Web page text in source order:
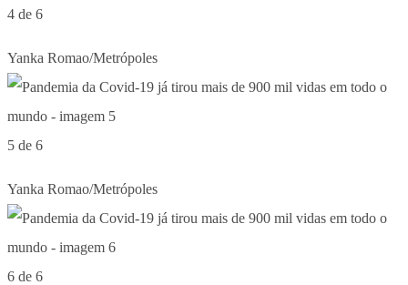
4 de 6
Yanka Romao/Metrópoles
5 de 6
Yanka Romao/Metrópoles
6 de 6